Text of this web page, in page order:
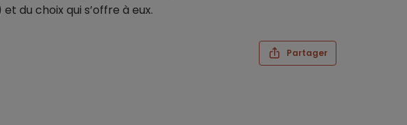
et du choix qui s’offre à eux.
Partager